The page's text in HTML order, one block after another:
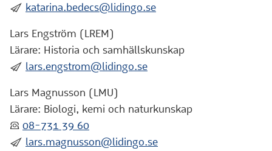
:skicka: katarina.bedecs@lidingo.se
Lars Engström (LREM)
Lärare: Historia och samhällskunskap
:skicka: lars.engstrom@lidingo.se
Lars Magnusson (LMU)
Lärare: Biologi, kemi och naturkunskap
:telefon: 08-731 39 60
:skicka: lars.magnusson@lidingo.se